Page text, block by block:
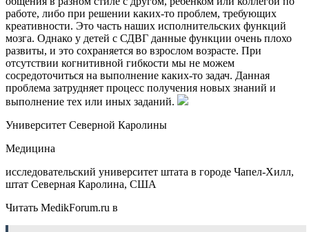
работе, либо при решении каких-то проблем, требующих
креативности. Это часть наших исполнительских функций
мозга. Однако у детей с СДВГ данные функции очень плохо
развиты, и это сохраняется во взрослом возрасте. При
отсутствии когнитивной гибкости мы не можем
сосредоточиться на выполнение каких-то задач. Данная
проблема затрудняет процесс получения новых знаний и
выполнение тех или иных заданий.
Университет Северной Каролины
Медицина
исследовательский университет штата в городе Чапел-Хилл,
штат Северная Каролина, США
Читать MedikForum.ru в